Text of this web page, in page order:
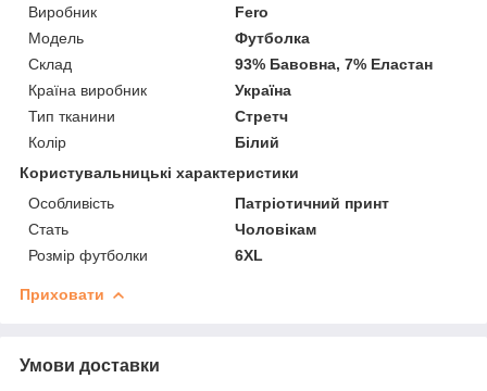
Виробник
Fero
Модель
Футболка
Склад
93% Бавовна, 7% Еластан
Країна виробник
Україна
Тип тканини
Стретч
Колір
Білий
Користувальницькі характеристики
Особливість
Патріотичний принт
Стать
Чоловікам
Розмір футболки
6XL
Приховати
Умови доставки